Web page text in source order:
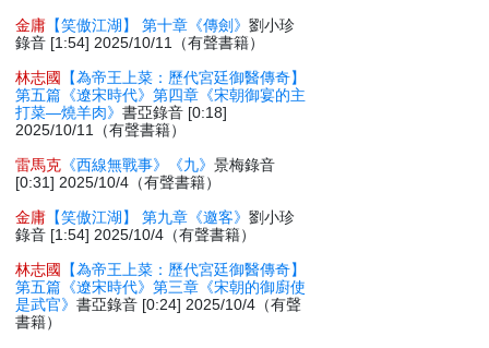
金庸 【笑傲江湖】 第十章《傳劍》劉小珍
錄音 [1:54] 2025/10/11（有聲書籍）
林志國
【為帝王上菜：歷代宮廷御醫傳奇】
第五篇《遼宋時代》第四章《宋朝御宴的主
打菜—燒羊肉》書亞錄音 [0:18]
2025/10/11（有聲書籍）
雷馬克 《西線無戰事》《九》景梅錄音
[0:31] 2025/10/4（有聲書籍）
金庸 【笑傲江湖】 第九章《邀客》劉小珍
錄音 [1:54] 2025/10/4（有聲書籍）
林志國
【為帝王上菜：歷代宮廷御醫傳奇】
第五篇《遼宋時代》第三章《宋朝的御廚使
是武官》書亞錄音 [0:24] 2025/10/4（有聲
書籍）